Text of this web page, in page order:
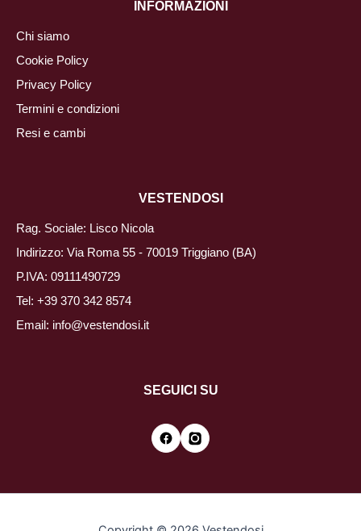
INFORMAZIONI
Chi siamo
Cookie Policy
Privacy Policy
Termini e condizioni
Resi e cambi
VESTENDOSI
Rag. Sociale: Lisco Nicola
Indirizzo: Via Roma 55 - 70019 Triggiano (BA)
P.IVA: 09111490729
Tel: +39 370 342 8574
Email: info@vestendosi.it
SEGUICI SU